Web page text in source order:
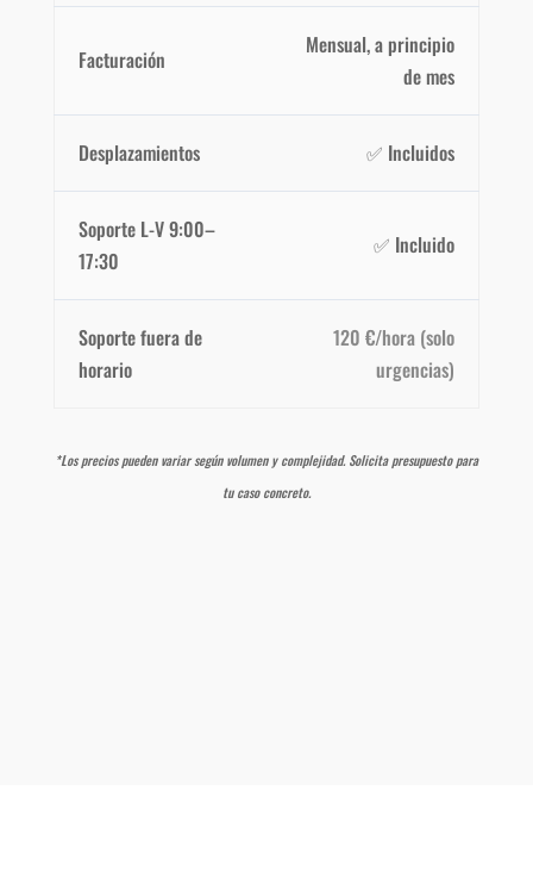
Facturación
Mensual, a principio
de mes
Desplazamientos ✅ Incluidos
Soporte L-V 9:00–
17:30
✅ Incluido
Soporte fuera de
horario
120 €/hora (solo
urgencias)
*Los precios pueden variar según volumen y complejidad. Solicita presupuesto para
tu caso concreto.